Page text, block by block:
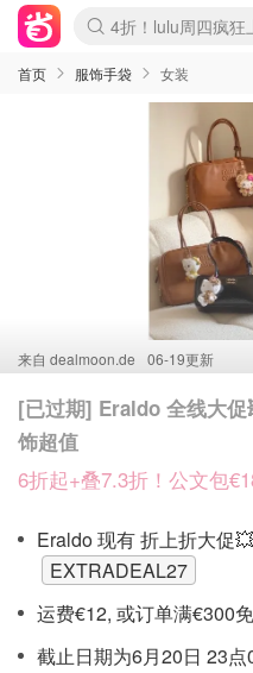
Boticinal 夏促开抢！
4折！lulu周四疯狂
还没结束！
Joybuy变相75折 随
速领！Stanley独家
疑似霸哥！Camper
Zalando 奥莱闪促
Moncler反季囤！5
Coach Brooklyn仅
首页 服饰手袋 女装
来自 dealmoon.de 06-19更新
[已过期] Eraldo 全线大
饰超值
6折起+叠7.3折！公文包
Eraldo 现有 折上折大促💥
EXTRADEAL27
运费€12, 或订单满€300免
截止日期为6月20日 23点